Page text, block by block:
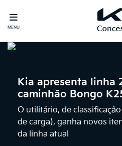
MENU
Kia apresenta linha
caminhão Bongo
O utilitário, de
de carga), ganha novos
da linha atual